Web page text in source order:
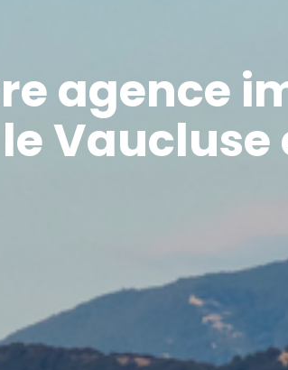
agence
Vaucluse